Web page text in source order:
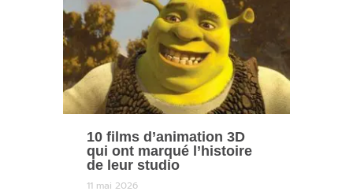
10 films d’animation 3D
qui ont marqué l’histoire
de leur studio
11 mai 2026